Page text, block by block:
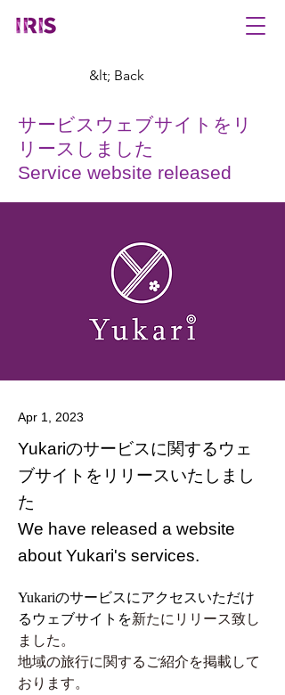
&lt; Back
サービスウェブサイトをリ
リースしました
Service website released
Apr 1, 2023
Yukariのサービスに関するウェ
ブサイトをリリースいたしまし
た
We have released a website
about Yukari's services.
Yukariのサービスにアクセスいただけ
るウェブサイトを新たにリリース致し
ました。
地域の旅行に関するご紹介を掲載して
おります。